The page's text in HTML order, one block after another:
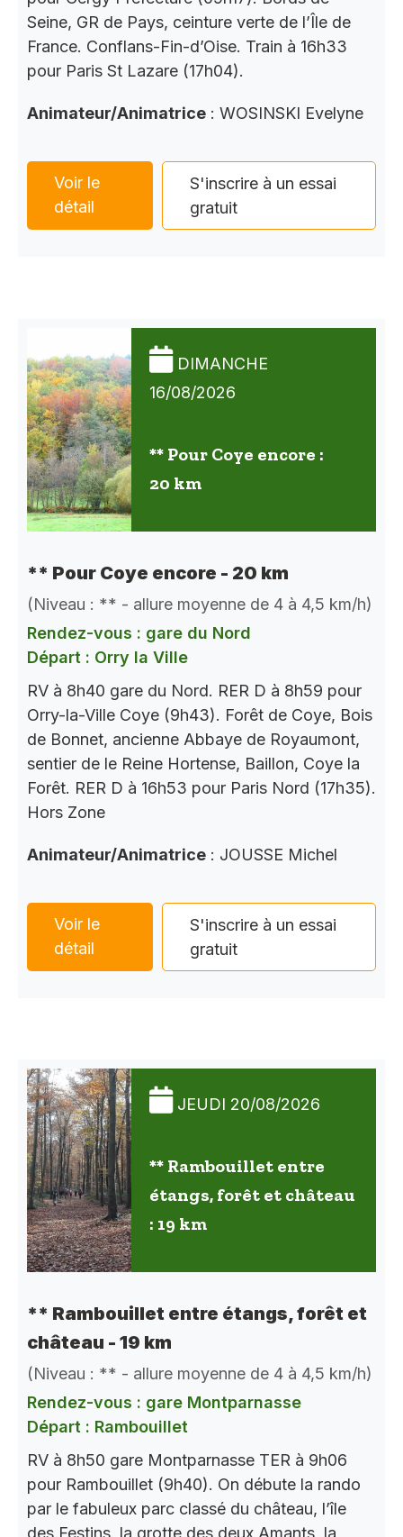
Seine, GR de Pays, ceinture verte de l’Île de
France. Conflans-Fin-d’Oise. Train à 16h33
pour Paris St Lazare (17h04).
Animateur/Animatrice : WOSINSKI Evelyne
Voir le
détail
S'inscrire à un essai
gratuit
DIMANCHE
16/08/2026
** Pour Coye encore :
20 km
** Pour Coye encore - 20 km
(Niveau : ** - allure moyenne de 4 à 4,5 km/h)
Rendez-vous : gare du Nord
Départ : Orry la Ville
RV à 8h40 gare du Nord. RER D à 8h59 pour
Orry-la-Ville Coye (9h43). Forêt de Coye, Bois
de Bonnet, ancienne Abbaye de Royaumont,
sentier de le Reine Hortense, Baillon, Coye la
Forêt. RER D à 16h53 pour Paris Nord (17h35).
Hors Zone
Animateur/Animatrice : JOUSSE Michel
Voir le
détail
S'inscrire à un essai
gratuit
JEUDI 20/08/2026
** Rambouillet entre
étangs, forêt et château
: 19 km
** Rambouillet entre étangs, forêt et
château - 19 km
(Niveau : ** - allure moyenne de 4 à 4,5 km/h)
Rendez-vous : gare Montparnasse
Départ : Rambouillet
RV à 8h50 gare Montparnasse TER à 9h06
pour Rambouillet (9h40). On débute la rando
par le fabuleux parc classé du château, l’île